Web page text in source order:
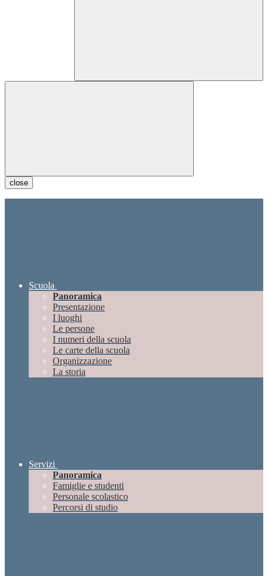
close
Scuola
Panoramica
Presentazione
I luoghi
Le persone
I numeri della scuola
Le carte della scuola
Organizzazione
La storia
Servizi
Panoramica
Famiglie e studenti
Personale scolastico
Percorsi di studio